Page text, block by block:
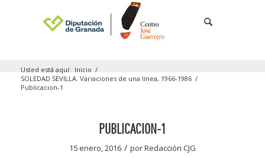
Usted está aquí: Inicio /
SOLEDAD SEVILLA. Variaciones de una línea, 1966-1986 /
Publicacion-1
PUBLICACION-1
15 enero, 2016 / porRedacción CJG